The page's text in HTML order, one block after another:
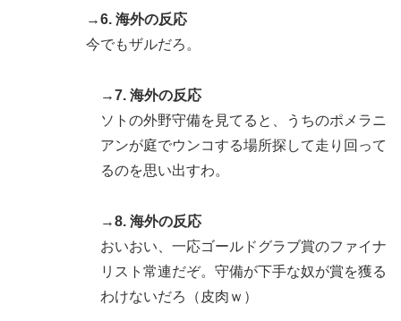
→6. 海外の反応
今でもザルだろ。
→7. 海外の反応
ソトの外野守備を見てると、うちのポメラニ
アンが庭でウンコする場所探して走り回って
るのを思い出すわ。
→8. 海外の反応
おいおい、一応ゴールドグラブ賞のファイナ
リスト常連だぞ。守備が下手な奴が賞を獲る
わけないだろ（皮肉ｗ）